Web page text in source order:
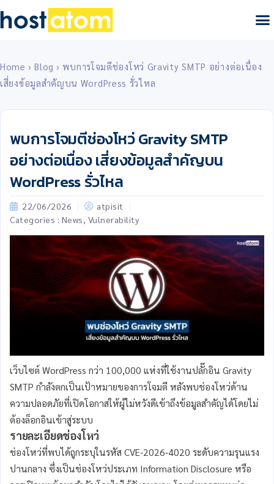
Home ›Blog › พบการโจมตีช่องโหว่ Gravity SMTP อย่างต่อเนื่อง
เสี่ยงข้อมูลสำคัญบน WordPress รั่วไหล
พบการโจมตีช่องโหว่ Gravity SMTP
อย่างต่อเนื่อง เสี่ยงข้อมูลสำคัญบน
WordPress รั่วไหล
22/06/2026
atpisit
Categories : News, Vulnerability
เว็บไซต์ WordPress กว่า 100,000 แห่งที่ใช้งานปลั๊กอิน Gravity
SMTP กำลังตกเป็นเป้าหมายของการโจมตี หลังพบช่องโหว่ด้าน
ความปลอดภัยที่เปิดโอกาสให้ผู้ไม่หวังดีเข้าถึงข้อมูลสำคัญได้โดยไม่
ต้องล็อกอินเข้าสู่ระบบ
รายละเอียดช่องโหว่
ช่องโหว่ที่พบได้ถูกระบุในรหัส CVE-2026-4020 ระดับความรุนแรง
ปานกลาง ซึ่งเป็นช่องโหว่ประเภท Information Disclosure หรือ